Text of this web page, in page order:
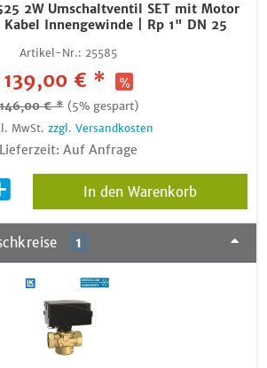
2W Umschaltventil SET mit Motor
Kabel Innengewinde | Rp 1" DN 25
Artikel-Nr.: 25585
139,00 € *
€ * (5% gespart)
MwSt. zzgl. Versandkosten
Lieferzeit: Auf Anfrage
In den Warenkorb
1